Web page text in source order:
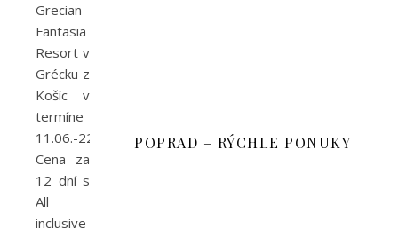
Grecian
Fantasia
Resort v
Grécku z
Košíc v
termíne
11.06.-22.06.2022.
Cena za
12 dní s
All
inclusive
POPRAD – RÝCHLE PONUKY